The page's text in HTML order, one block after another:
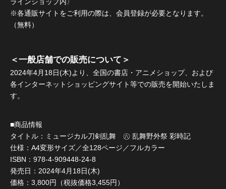
※各通販サイトをご利用の際は、会員登録が必要となります。
（無料）
＜一般店舗での販売について＞
2024年4月18日(木)より、全国の書店・アニメショップ、および
各インターネットショッピングサイト等での販売を開始いたしま
す。
■商品情報
タイトル：ミュージカル刀剣乱舞 ㊇ 乱舞野外祭 彩時記
仕様：A4変形サイズ／全128ページ／フルカラー
ISBN：978-4-909448-24-8
発売日：2024年4月18日(木)
価格：3,800円（税抜価格3,455円）